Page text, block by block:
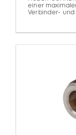
einer
Verbinder- und